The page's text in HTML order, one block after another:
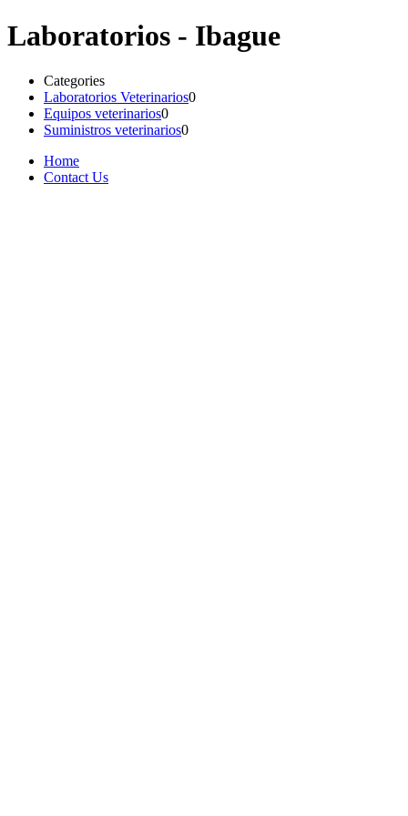
Laboratorios - Ibague
Categories
Laboratorios Veterinarios0
Equipos veterinarios0
Suministros veterinarios0
Home
Contact Us